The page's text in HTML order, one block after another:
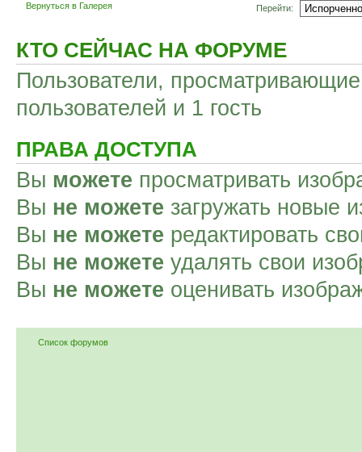
Вернуться в Галерея Перейти:
КТО СЕЙЧАС НА ФОРУМЕ
Пользователи,
пользователей и 1 гость
ПРАВА ДОСТУПА
Вы можете просматривать
Вы не можете загружать новые
Вы не можете редактировать
Вы не можете удалять свои
Вы не можете оценивать
Список форумов